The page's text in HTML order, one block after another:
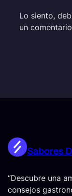
Lo siento,
un
Sabores
“Descubre una
consejos